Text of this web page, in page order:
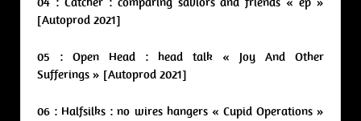
[Autoprod 2021]
05 : Open Head : head talk « Joy And Other
Sufferings » [Autoprod 2021]
06 : Halfsilks : no wires hangers « Cupid Operations »